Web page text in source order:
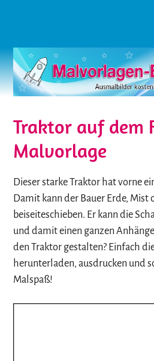
Traktor auf dem
Malvorlage
Dieser starke Traktor hat vorne
Damit kann der Bauer Erde, Mist
beiseiteschieben. Er kann die
und damit einen ganzen
den Traktor gestalten? Einfach
herunterladen, ausdrucken und
Malspaß!